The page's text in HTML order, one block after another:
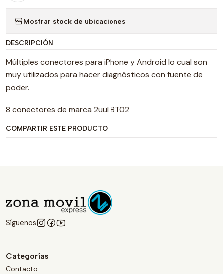
Mostrar stock de ubicaciones
DESCRIPCIÓN
Múltiples conectores para iPhone y Android lo cual son
muy utilizados para hacer diagnósticos con fuente de
poder.
8 conectores de marca 2uul BT02
COMPARTIR ESTE PRODUCTO
Síguenos
Categorías
Contacto